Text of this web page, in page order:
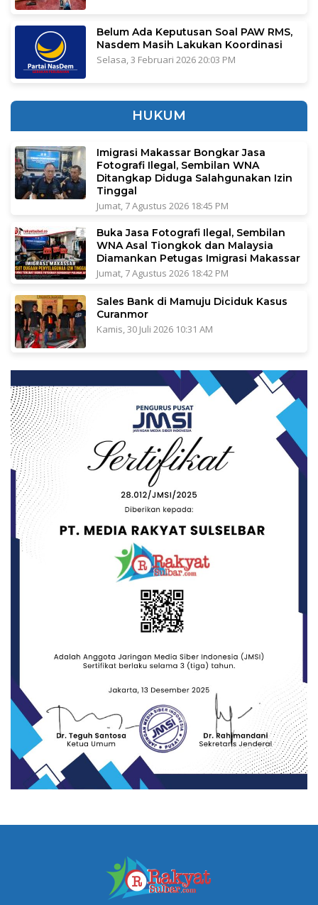
Belum Ada Keputusan Soal PAW RMS,
Nasdem Masih Lakukan Koordinasi
Selasa, 3 Februari 2026 20:03 PM
HUKUM
Imigrasi Makassar Bongkar Jasa
Fotografi Ilegal, Sembilan WNA
Ditangkap Diduga Salahgunakan Izin
Tinggal
Jumat, 7 Agustus 2026 18:45 PM
Buka Jasa Fotografi Ilegal, Sembilan
WNA Asal Tiongkok dan Malaysia
Diamankan Petugas Imigrasi Makassar
Jumat, 7 Agustus 2026 18:42 PM
Sales Bank di Mamuju Diciduk Kasus
Curanmor
Kamis, 30 Juli 2026 10:31 AM